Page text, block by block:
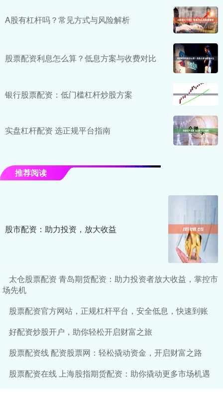
A股有杠杆吗？常见方式与风险解析
股票配资利息怎么算？低息方案与收费对比
银行股票配资：低门槛杠杆炒股方案
实盘杠杆配资 选正规平台指南
推荐阅读
股市配资：助力投资，放大收益
太仓股票配资 青岛期货配资：助力投资者放大收益，掌控市
场先机
股票配资官方网站，正规杠杆平台，安全低息，快速到账
好配资炒股开户，助你轻松开启财富之旅
股票配资线 配资股票网：轻松撬动资金，开启财富之路
股票配资在线 上海股指期货配资：助你撬动更多市场机遇